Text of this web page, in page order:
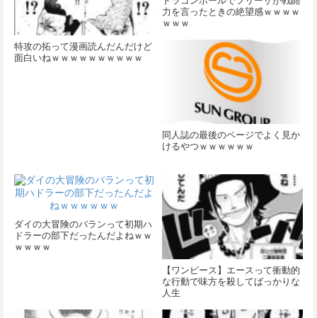
特攻の拓って漫画読んだんだけど
面白いねｗｗｗｗｗｗｗｗｗｗ
力を言ったときの絶望感ｗｗｗｗ
ｗｗｗ
同人誌の最後のページでよく見か
けるやつｗｗｗｗｗｗ
ダイの大冒険のバランって初期ハ
ドラーの部下だったんだよねｗｗ
ｗｗｗｗ
【ワンピース】エースって衝動的
な行動で味方を殺してばっかりな
人生